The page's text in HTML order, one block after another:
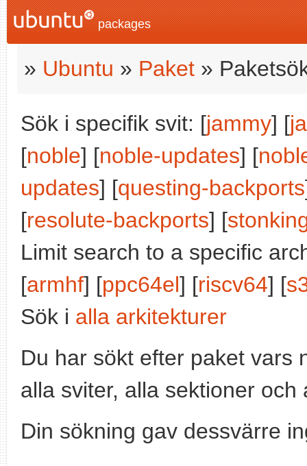
packages
» Ubuntu » Paket »
Sök i specifik svit: [jammy] [
[noble] [noble-updates] [
updates] [questing-backports
[resolute-backports] [
Limit search to a specific
[armhf] [ppc64el] [riscv64] [
Sök i alla arkitekturer
Du har sökt efter paket vars
alla sviter, alla sektioner
Din sökning gav dessvärre